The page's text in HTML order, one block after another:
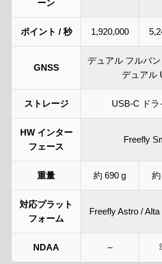
ーン
ポイント / 秒 1,920,000
GNSS
デュアル フルバン
デュアル
ストレージ USB-C ドラ
HW インター
フェース
Freefly
重量 約 690 g
対応プラット
フォーム
Freefly Astro /
NDAA –